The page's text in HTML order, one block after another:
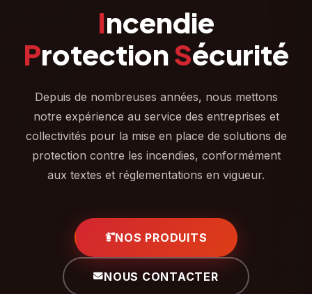
Incendie
ProtectionSécurité
Depuis de nombreuses années, nous mettons
notre expérience au service des entreprises et
collectivités pour la mise en place de solutions de
protection contre les incendies, conformément
aux textes et réglementations en vigueur.
NOS PRODUITS
NOUS CONTACTER